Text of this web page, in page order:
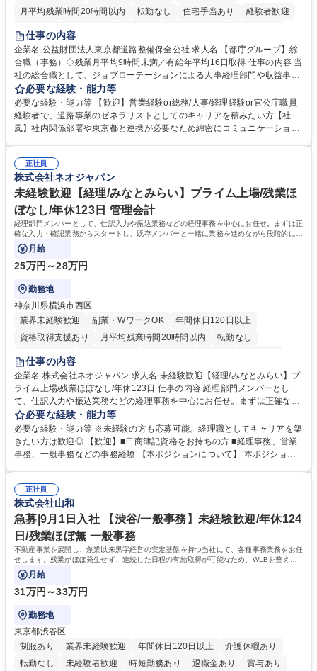
月平均残業時間20時間以内
転勤なし 住宅手当あり
経験者歓迎
研修あり
退職金あり
駅近5分以内
資格取得手当あり 食事補助あり
仕事の内容
企業名 公益財団法人東京都道路整備保全公社 求人名 【都庁グループ】総
合職（事務）◇残業月平均9時間未満／有給年平均16日取得 仕事の内容 当
社の総合職として、ジョブローテーションによる人事経理部門や収益事業
等のフロント部門の部署等幅広い部署での業務をお任せいたします。研修
制度やキャリア支援が充実しております！ ※下記業務詳細 【業務詳細】■
管理部門：広報、人事、経理など当公社の運営に係る管理業務 ■収益部
門：駐車場の新規開拓、管理運営、新宿駅西口広場の「イベントコーナ
道路施設や道路工事現場の見学ツアー事業 ※入社後は上記いずれかの部門
へ配属。※業務内容変更の範囲：会社の定める業務 募集職種 【都庁グル
ープ】総合職（事務）◇残業月平均9時間未満／有給年平均16日取得
必要な経験・能力等
必要な経験・能力等 【歓迎】営業経験or総務/人事/経理経験or官公庁職員
経験者で、道路事業のゼネラリストとしてのキャリアを積みたい方【社
風】社内関係部署や東京都と連携が必要なため綿密にコミュニケーション
部門など多岐に渡る業務を経験できます。 ■様々なプロジェクト：駐車場
事業の他、新宿駅西口広場内に設置された照明を兼ねた広告「ブライトサ
イン」の管理運営を行うなど、事業収益を生み出す活動を積極的に行って
います。 学歴・資格 学歴：大学院 大学 高専 短大 専修学校 高校 語学力：
資格：
正社員
株式会社ネオジャパン
未経験歓迎【経理/みなとみらい】プライム上場/残業ほ
ぼなし/年休123日 管理会計
経理部門メンバーとして、仕訳入力や振込業務などの経理事務を中心にお任せ。まずは正
確な入力・確認業務からスタートし、既存メンバーと一緒に業務を進めながら段階的に経
理知識を身につけていただきます。
月給
25万円～28万円
勤務地
神奈川県横浜市西区
業界未経験歓迎
副業・WワークOK
年間休日120日以上
資格取得支援あり
月平均残業時間20時間以内
転勤なし
未経験者歓迎
完全週休2日制
交通費支給 駅近5分以内 土日祝休み
服装自由
寮・社宅あり
仕事の内容
企業名 株式会社ネオジャパン 求人名 未経験歓迎【経理/みなとみらい】プ
ライム上場/残業ほぼなし/年休123日 仕事の内容 経理部門メンバーとし
て、仕訳入力や振込業務などの経理事務を中心にお任せ。まずは正確な入
力・確認業務からスタートし、既存メンバーと一緒に業務を進めながら段
階的に経理知識を身につけていただきます。 【具体的には】 ■社内稟議に
基づく仕訳入力 ■月末の振込業務 ■明細作成 ■伝票処理、記帳業務 ■既存
メンバーの業務サポート 【将来的には】 ■月次決算補助 ■四半期・年次決
想定です。 募集職種 未経験歓迎【経理/みなとみらい】プライム上場/残業
ほぼなし/年休123日
必要な経験・能力等
必要な経験・能力等 ※未経験の方も応募可能。経理職としてキャリアを築
きたい方は歓迎◎ 【歓迎】■日商簿記資格をお持ちの方 ■経理事務、営業
事務、一般事務などの事務経験 【本ポジションについて】 本ポジション
当し、3～5年をかけて月次決算・四半期決算・開示資料作成補助などへス
テップアップできます。また、残業は通常月ほぼなく、決算月でも10時間
未満のため、無理なく経理として専門性を身につけられる環境です。 学
歴・資格 学歴：大学院 大学 高専 短大 専修学校 高校 語学力： 資格：日商
簿記検定1級 日商簿記検定2級
正社員
株式会社山和
急募|9月1日入社 【渋谷/一般事務】未経験歓迎/年休124
日/残業ほぼ無 一般事務
不動産事業を展開し、創業以来黒字経営の安定基盤を持つ当社にて、各種事務業務をお任
せします。残業がほぼ発生せず、連続した日程の有給取得が可能なため、WLBを整えた
い方にお勧めの環境です！
月給
31万円～33万円
勤務地
東京都渋谷区
制服あり
業界未経験歓迎 年間休日120日以上
介護休暇あり
転勤なし
未経験者歓迎 時短勤務あり 退職金あり 賞与あり